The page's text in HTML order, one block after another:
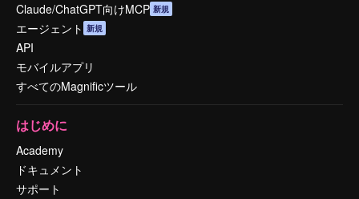
Claude/ChatGPT向けMCP 新規
エージェント 新規
API
モバイルアプリ
すべてのMagnificツール
はじめに
Academy
ドキュメント
サポート